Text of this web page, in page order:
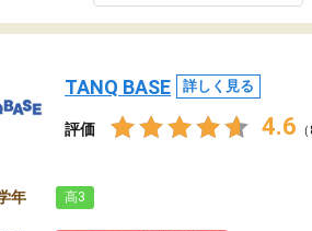
TANQ BASE 詳しく見る
評価 4.6
年 高3